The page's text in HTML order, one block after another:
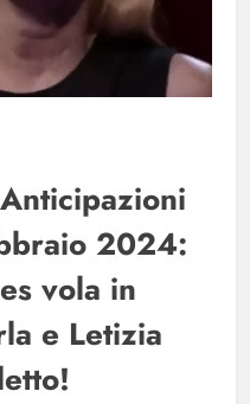
2024:
vola in
e Letizia